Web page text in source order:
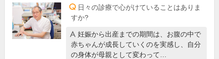
日々の診療で心がけていることはありま
すか?
妊娠から出産までの期間は、お腹の中で
赤ちゃんが成長していくのを実感し、自分
の身体が母親として変わって…